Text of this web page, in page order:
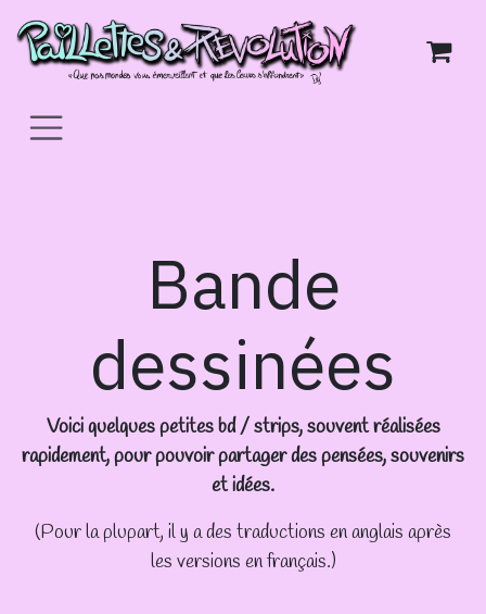
Bande
dessinées
Voici quelques petites bd / strips, souvent réalisées
rapidement, pour pouvoir partager des pensées, souvenirs
et idées.
(Pour la plupart, il y a des traductions en anglais après
les versions en français.)